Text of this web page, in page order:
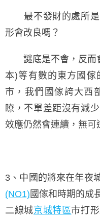
最不發財的處所是
形會改良嗎？
謎底是不會，反而
本)等有數的東方國傢
市，我們國傢誇大西
瞭，不單差距沒有減
效應仍然會連續，無可
3、中國的將來在年夜
(NO1) 國傢和時期的成
二線城京城特區市打